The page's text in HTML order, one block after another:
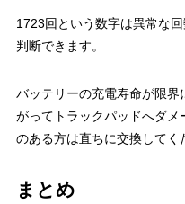
1723回という数字は異常な
判断できます。
バッテリーの充電寿命が限
がってトラックパッドへダメ
のある方は直ちに交換してく
まとめ